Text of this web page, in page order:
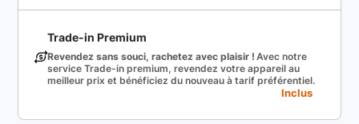
Trade-in Premium
Revendez sans souci, rachetez avec plaisir ! Avec notre
service Trade-in premium, revendez votre appareil au
meilleur prix et bénéficiez du nouveau à tarif préférentiel.
Inclus